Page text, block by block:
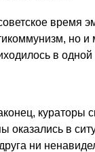
время
но
в
кураторы
оказались в
ни